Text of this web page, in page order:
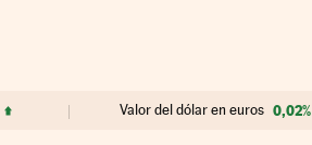
Valor del dólar en euros 0,02%